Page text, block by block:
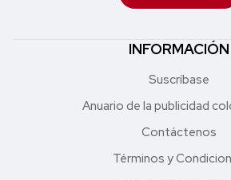
INFORMACIÓN
Suscríbase
Anuario de la publicidad
Contáctenos
Términos y